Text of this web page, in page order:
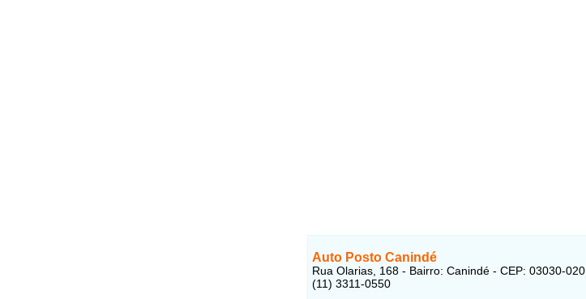
Auto Posto Canindé
Rua Olarias, 168 - Bairro: Canindé - CEP: 03030-020
(11) 3311-0550